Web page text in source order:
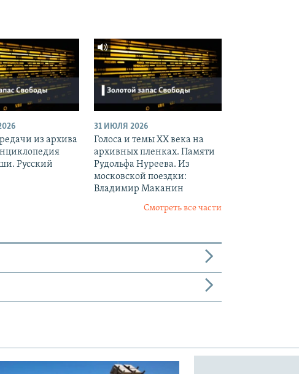
из архива
Русский
31 ИЮЛЯ 2026
Голоса и темы XX века на
архивных пленках. Памяти
Рудольфа Нуреева. Из
московской поездки:
Владимир Маканин
Смотреть все части